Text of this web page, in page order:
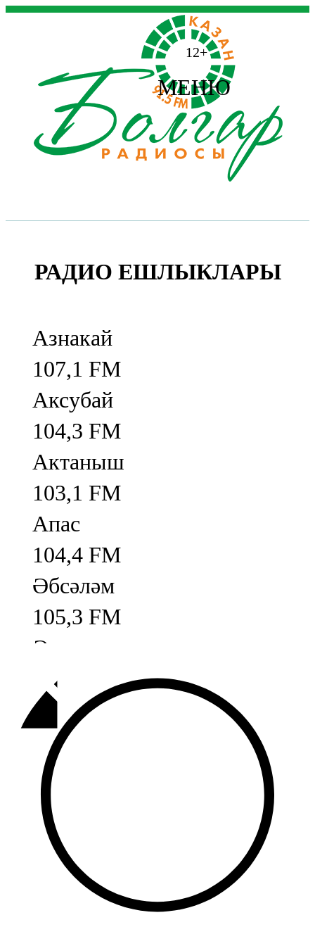
12+
МЕНЮ
РАДИО ЕШЛЫКЛАРЫ
Азнакай
107,1 FM
Аксубай
104,3 FM
Актаныш
103,1 FM
Апас
104,4 FM
Әбсәләм
105,3 FM
Әлмәт
92,9 FM
Базарлы матак
107,1 FM
Балык бистәсе
104,9 FM
Баулы
107,5 FM
Биләр